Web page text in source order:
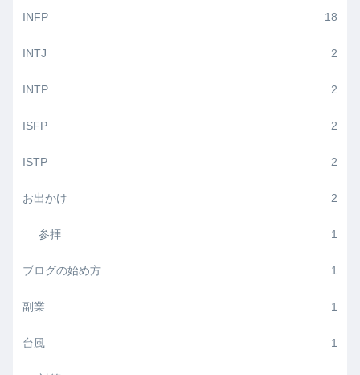
INFP 18
INTJ 2
INTP 2
ISFP 2
ISTP 2
お出かけ 2
参拝 1
ブログの始め方 1
副業 1
台風 1